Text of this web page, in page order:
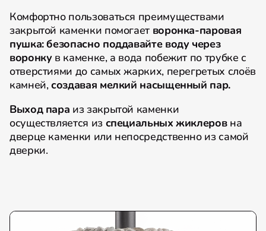
Комфортно пользоваться преимуществами
закрытой каменки помогает воронка-паровая
пушка:безопасно поддавайте воду через
воронку в каменке, а вода побежит по трубке с
отверстиями до самых жарких, перегретых слоёв
камней,создавая мелкий насыщенный пар.
Выход пара из закрытой каменки
осуществляется из специальных жиклеровна
дверце каменки или непосредственно из самой
дверки.